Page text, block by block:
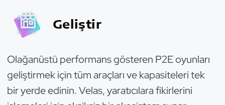
Geliştir
Olağanüstü performans gösteren P2E oyunları
geliştirmek için tüm araçları ve kapasiteleri tek
bir yerde edinin. Velas, yaratıcılara fikirlerini